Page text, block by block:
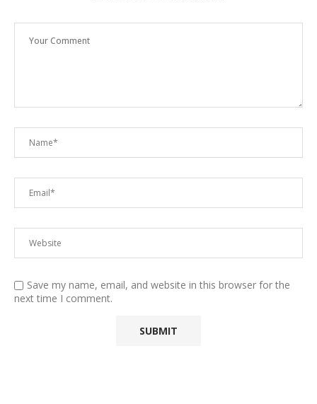
Save my name, email, and website in this browser for the
next time I comment.